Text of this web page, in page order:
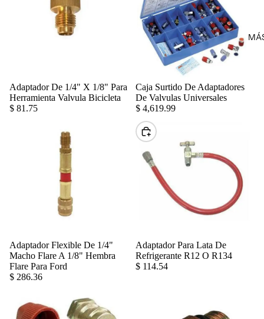
Agregar
Adaptador De 1/4" X 1/8" Para
Herramienta Valvula Bicicleta
$ 81.75
Caja Surtido De Adaptadores
De Valvulas Universales
$ 4,619.99
Agregar
Adaptador Flexible De 1/4"
Macho Flare A 1/8" Hembra
Flare Para Ford
$ 286.36
Elegir
Adaptador Para Lata De
Refrigerante R12 O R134
$ 114.54